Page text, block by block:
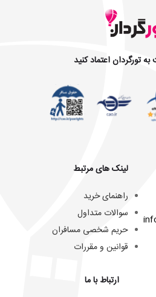
تورگردان اعتماد کنید
لینک های مرتبط
راهنمای خرید
سوالات متداول
حریم شخصی مسافران
قوانین و مقررات
ارتباط با ما